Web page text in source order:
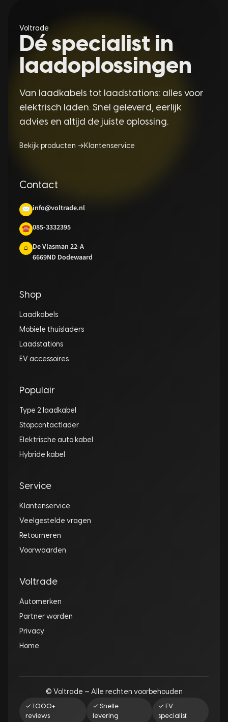
Voltrade
Dé specialist in
laadoplossingen
Van laadkabels tot laadstations: alles voor
elektrisch laden. Snel geleverd, eerlijk
advies en altijd de juiste oplossing.
Bekijk producten → Klantenservice
Contact
✉ info@voltrade.nl
☎ 085-3332395
⌂
De Vlasman 22-A
6669ND Dodewaard
Shop
Laadkabels
Mobiele thuisladers
Laadstations
EV accessoires
Populair
Type 2 laadkabel
Stopcontactlader
Elektrische auto kabel
Hybride kabel
Service
Klantenservice
Veelgestelde vragen
Retourneren
Voorwaarden
Voltrade
Automerken
Partner worden
Privacy
Home
© Voltrade — Alle rechten voorbehouden
✓ 1.000+
reviews
✓ Snelle
levering
✓ EV
specialist